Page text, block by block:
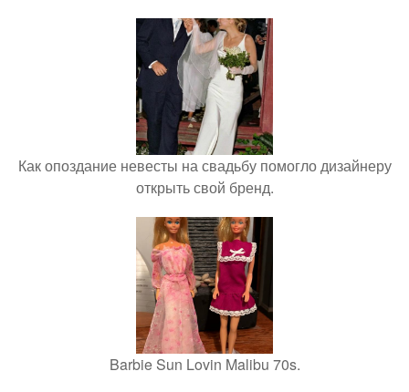
Как опоздание невесты на свадьбу помогло дизайнеру
открыть свой бренд.
Barbie Sun Lovin Malibu 70s.